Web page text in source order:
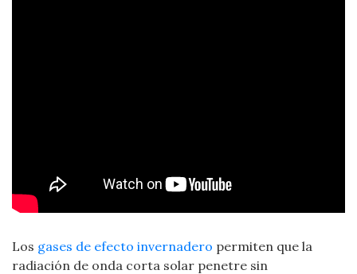
Los gases de efecto invernadero permiten que la
radiación de onda corta solar penetre sin